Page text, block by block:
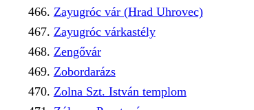
Zayugróc vár (Hrad Uhrovec)
Zayugróc várkastély
Zengővár
Zobordarázs
Zolna Szt. István templom